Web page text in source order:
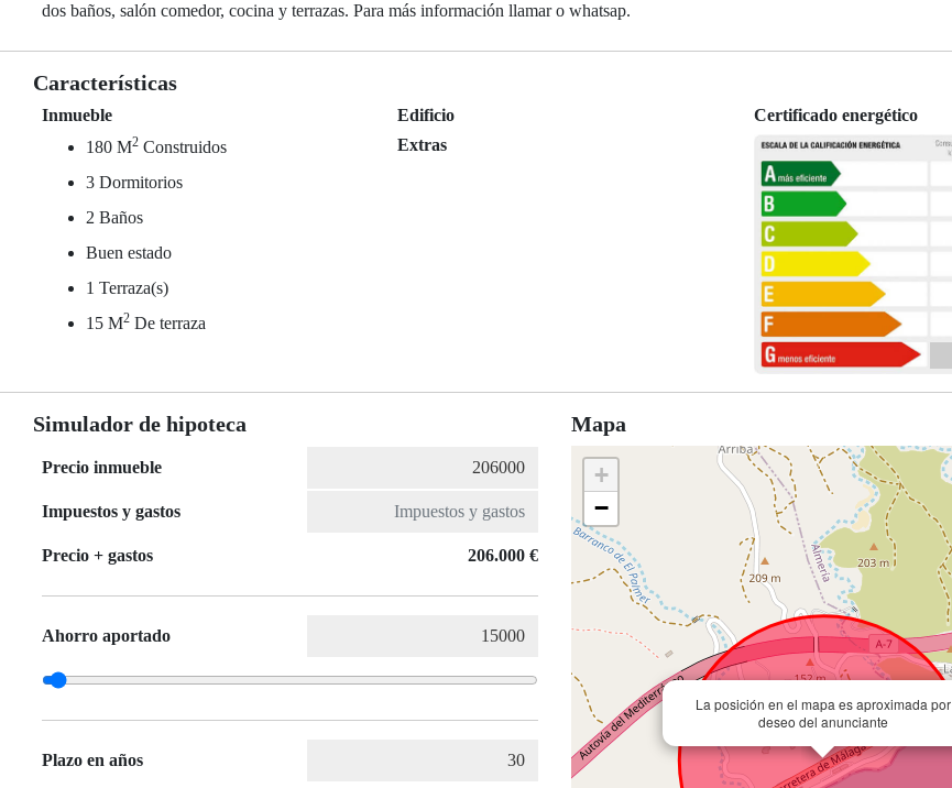
dos baños, salón comedor, cocina y terrazas. Para más información llamar o whatsap.
Características
Inmueble
180 M2 Construidos
3 Dormitorios
2 Baños
Buen estado
1 Terraza(s)
15 M2 De terraza
Edificio
Extras
Certificado energético
Simulador de hipoteca
Precio inmueble
Impuestos y gastos
Precio + gastos 206.000 €
Ahorro aportado
Plazo en años
Mapa
La posición en el mapa es aproximada por
deseo del anunciante
+
−